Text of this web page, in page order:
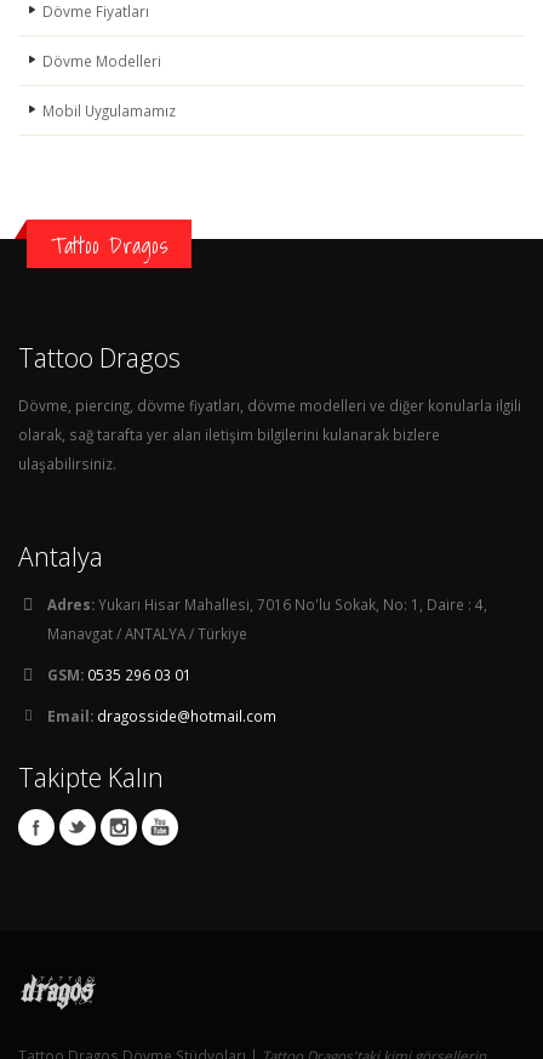
Dövme Fiyatları
Dövme Modelleri
Mobil Uygulamamız
Tattoo Dragos
Tattoo Dragos
Dövme, piercing, dövme fiyatları, dövme modelleri ve diğer konularla ilgili
olarak, sağ tarafta yer alan iletişim bilgilerini kulanarak bizlere
ulaşabilirsiniz.
Antalya
Adres:Yukarı Hisar Mahallesi, 7016 No'lu Sokak, No: 1, Daire : 4,
Manavgat / ANTALYA / Türkiye
GSM: 0535 296 03 01
Email: dragosside@hotmail.com
Takipte Kalın